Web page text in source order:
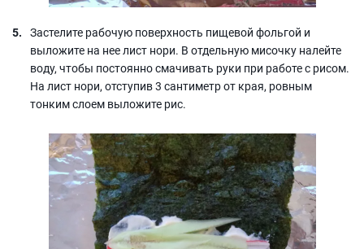
Застелите рабочую поверхность пищевой фольгой и
выложите на нее лист нори. В отдельную мисочку налейте
воду, чтобы постоянно смачивать руки при работе с рисом.
На лист нори, отступив 3 сантиметр от края, ровным
тонким слоем выложите рис.